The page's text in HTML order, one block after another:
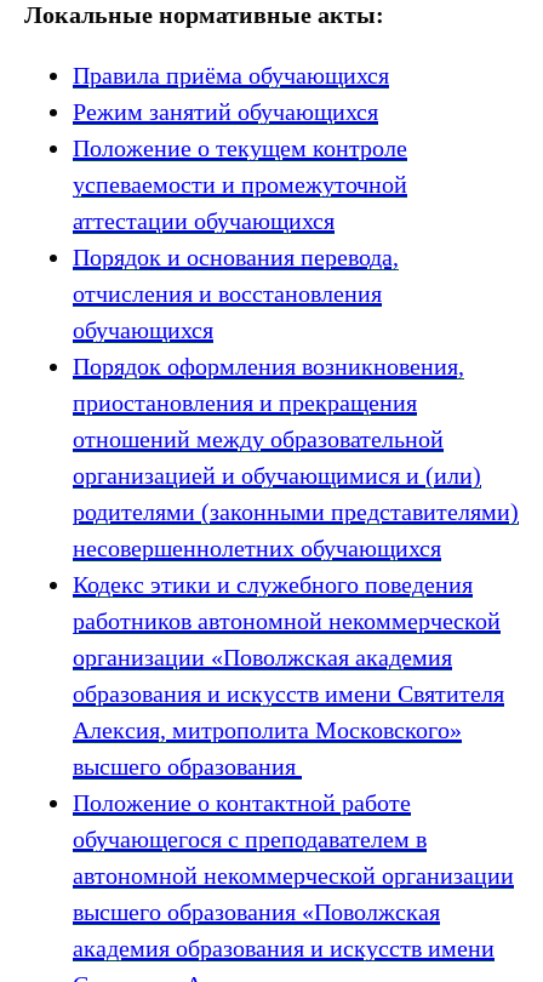
Локальные нормативные акты:
Правила приёма обучающихся
Режим занятий обучающихся
Положение о текущем контроле
успеваемости и промежуточной
аттестации обучающихся
Порядок и основания перевода,
отчисления и восстановления
обучающихся
Порядок оформления возникновения,
приостановления и прекращения
отношений между образовательной
организацией и обучающимися и (или)
родителями (законными представителями)
несовершеннолетних обучающихся
Кодекс этики и служебного поведения
работников автономной некоммерческой
организации «Поволжская академия
образования и искусств имени Святителя
Алексия, митрополита Московского»
высшего образования
Положение о контактной работе
обучающегося с преподавателем в
автономной некоммерческой организации
высшего образования «Поволжская
академия образования и искусств имени